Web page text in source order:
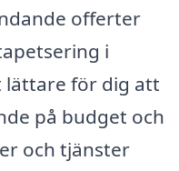
offerter
i
lättare för dig att
på budget och
och tjänster